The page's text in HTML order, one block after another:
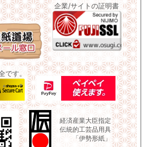
企業/サイトの証明書
です。
経済産業大臣指定
伝統的工芸品用具
「伊勢形紙」